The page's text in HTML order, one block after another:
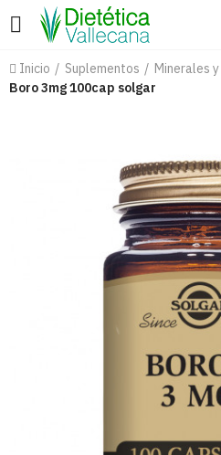
Inicio Suplementos
Minerales
Boro 3mg 100cap solgar